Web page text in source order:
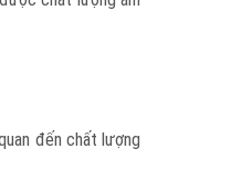
đến chất lượng